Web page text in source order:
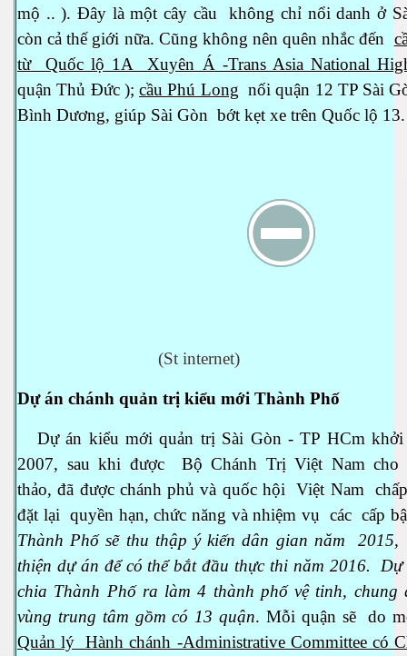
mộ .. ). Đây là một cây cầu không chỉ nổi danh ở
còn cả thế giới nữa. Cũng không nên quên nhắc đến
từ Quốc lộ 1A Xuyên Á -Trans Asia National
quận Thủ Đức );cầu Phú Long nối quận 12 TP Sài
Bình Dương, giúp Sài Gòn bớt kẹt xe trên Quốc lộ 13.
(St internet)
Dự án chánh quản trị kiểu mới Thành Phố
Dự án kiểu mới quản trị Sài Gòn - TP HCm khởi
2007, sau khi được Bộ Chánh Trị Việt Nam cho
thảo, đã được chánh phủ và quốc hội Việt Nam
đặt lại quyền hạn, chức năng và nhiệm vụ các cấp
Thành Phố sẽ thu thập ý kiến dân gian năm
thiện dự án để có thể bắt đầu thực thi năm 2016.
chia Thành Phố ra làm 4 thành phố vệ tinh, chung
vùng trung tâm gồm có 13 quận. Mỗi quận sẽ do
Quản lý Hành chánh -Administrative Committee có